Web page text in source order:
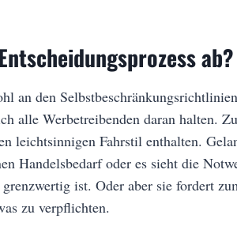
ab?
an den
alle Werbetreibenden daran halten.
leichtsinnigen Fahrstil enthalten.
Handelsbedarf oder es sieht die
ist. Oder aber sie fordert
zu verpflichten.